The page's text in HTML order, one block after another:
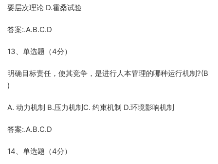
要层次理论 D.霍桑试验
答案:.A.B.C.D
13、单选题（4分）
明确目标责任，使其竞争，是进行人本管理的哪种运行机制?(B
)
A. 动力机制 B.压力机制C. 约束机制 D.环境影响机制
答案:.A.B.C.D
14、单选题（4分）